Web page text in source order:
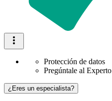
Protección de datos
Pregúntale al Experto
¿Eres un especialista?